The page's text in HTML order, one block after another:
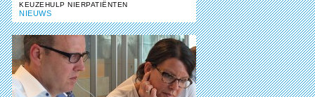
KEUZEHULP NIERPATIËNTEN
NIEUWS